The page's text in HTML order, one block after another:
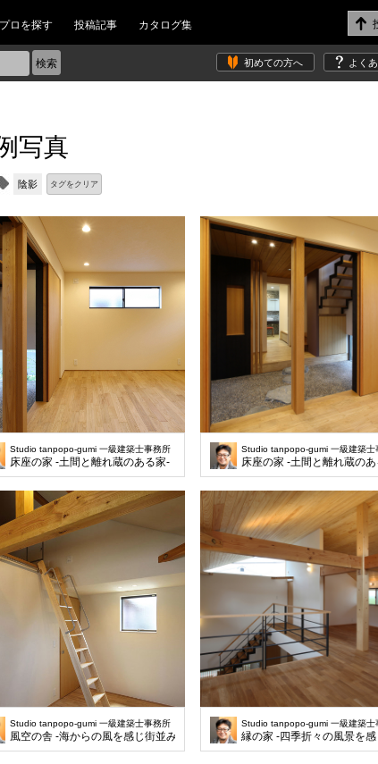
プロを探す 投稿記事 カタログ集
初めての方へ よく
写真
陰影 タグをクリア
Studio tanpopo-gumi 一級建築士事務所
床座の家 -土間と離れ蔵のある家-
Studio tanpopo-gumi 一級建築士
床座の家 -土間と離れ蔵の
Studio tanpopo-gumi 一級建築士事務所
風空の舎 -海からの風を感じ街並みを望む暮らし-
Studio tanpopo-gumi 一級建築士
縁の家 -四季折々の風景を